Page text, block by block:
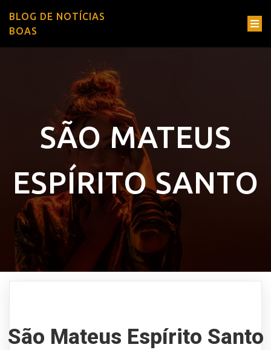
BLOG DE NOTÍCIAS
BOAS
SÃO MATEUS
ESPÍRITO SANTO
São Mateus Espírito Santo